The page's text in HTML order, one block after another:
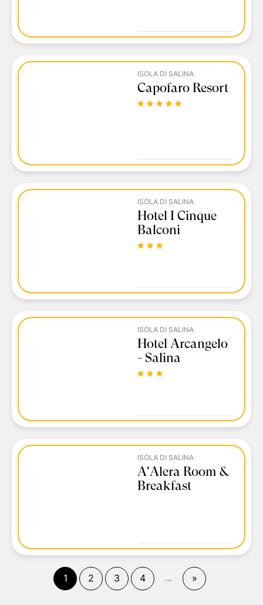
ISOLA DI SALINA
Capofaro Resort
ISOLA DI SALINA
Hotel I Cinque
Balconi
ISOLA DI SALINA
Hotel Arcangelo
- Salina
ISOLA DI SALINA
A'Alera Room &
Breakfast
1( corrente)
2 3 4 ... »Fine